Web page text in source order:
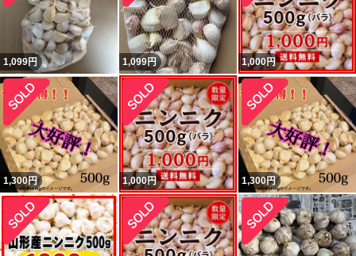
1,099円 1,099円 1,000円
1,300円 1,000円 1,300円